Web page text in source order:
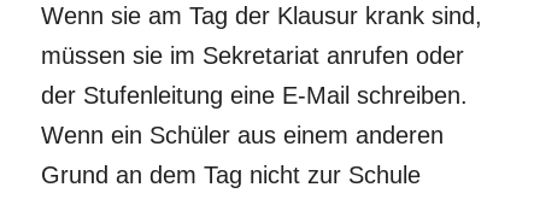
Wenn sie am Tag der Klausur krank sind,
müssen sie im Sekretariat anrufen oder
der Stufenleitung eine E-Mail schreiben.
Wenn ein Schüler aus einem anderen
Grund an dem Tag nicht zur Schule